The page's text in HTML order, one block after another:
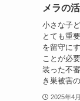
メラの
小さな子
とても重
を留守に
ことが必
装った不
き巣被害
2025年4